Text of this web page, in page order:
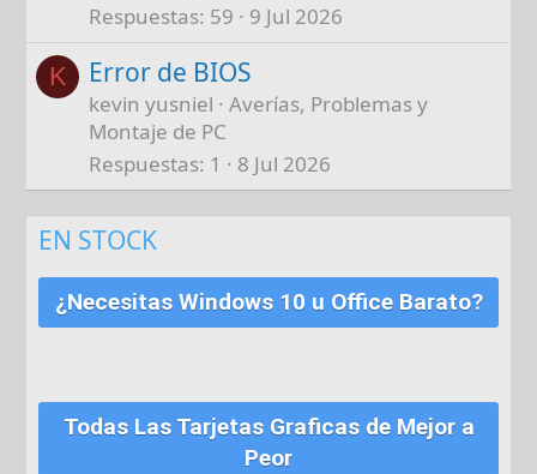
Respuestas 59 9 Jul 2026
K Error de BIOS
kevin yusniel
Averías, Problemas y
Montaje de PC
Respuestas 1 8 Jul 2026
EN STOCK
¿Necesitas Windows 10 u Office Barato?
Todas Las Tarjetas Graficas de Mejor a
Peor